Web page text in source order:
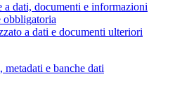
a dati, documenti e informazioni
obbligatoria
a dati e documenti ulteriori
e banche dati